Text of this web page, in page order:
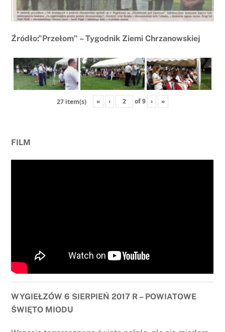
Źródło:”Przełom” – Tygodnik Ziemi Chrzanowskiej
27 item(s) « ‹ of9 › »
FILM
WYGIEŁZÓW 6 SIERPIEŃ 2017 R – POWIATOWE
ŚWIĘTO MIODU